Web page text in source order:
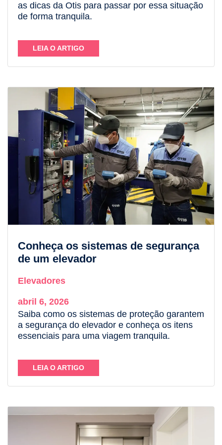
as dicas da Otis para passar por essa situação
de forma tranquila.
LEIA O ARTIGO
Conheça os sistemas de segurança
de um elevador
Elevadores
abril 6, 2026
Saiba como os sistemas de proteção garantem
a segurança do elevador e conheça os itens
essenciais para uma viagem tranquila.
LEIA O ARTIGO